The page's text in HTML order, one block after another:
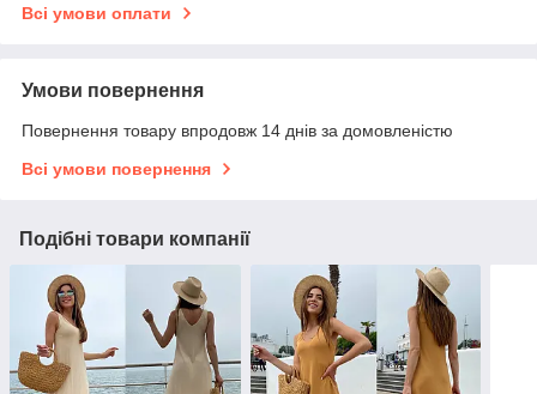
Всі умови оплати
Умови повернення
Повернення товару впродовж 14 днів за домовленістю
Всі умови повернення
Подібні товари компанії